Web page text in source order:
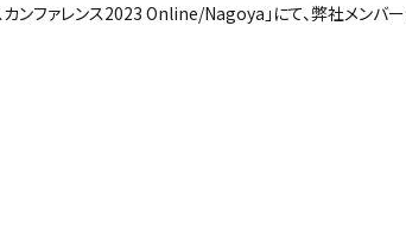
ンファレンス2023 Online/Nagoya」にて、弊社メンバ